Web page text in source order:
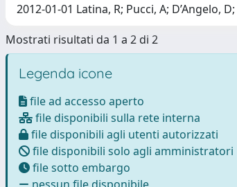
2012-01-01 Latina, R; Pucci, A; D’Angelo,
Mostrati risultati da 1 a 2 di 2
Legenda icone
file ad accesso aperto
file disponibili sulla rete interna
file disponibili agli utenti autorizzati
file disponibili solo agli amministratori
file sotto embargo